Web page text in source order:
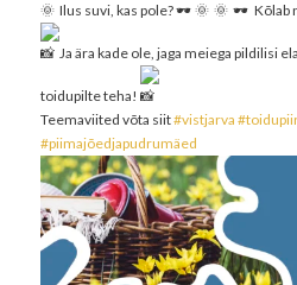
Ilus suvi, kas pole? Kõlab
Ja ära kade ole, jaga meiega pildilisi
toidupilte teha!
Teemaviited võta siit#vistjarva
#piimajõedjapudrumäed